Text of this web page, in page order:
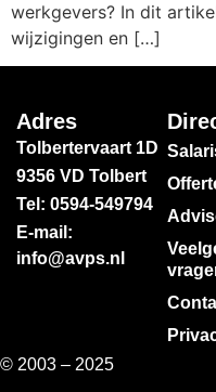
werkgevers? In dit
wijzigingen en […]
Adres
Tolbertervaart 1D
9356 VD Tolbert
Tel: 0594-549794
E-mail:
info@avps.nl
© 2003 – 2025